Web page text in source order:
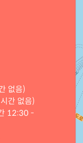
없음)
간 없음)
12:30 -